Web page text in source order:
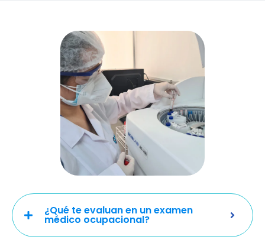
¿Qué te evaluan en un examen
médico ocupacional?